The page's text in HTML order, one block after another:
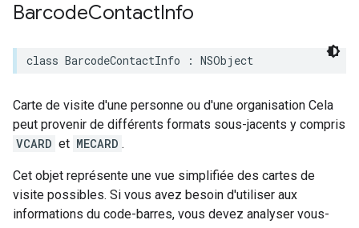
BarcodeContactInfo
class BarcodeContactInfo : NSObject
Carte de visite d'une personne ou d'une organisation Cela
peut provenir de différents formats sous-jacents y compris
VCARD et MECARD .
Cet objet représente une vue simplifiée des cartes de
visite possibles. Si vous avez besoin d'utiliser aux
informations du code-barres, vous devez analyser vous-